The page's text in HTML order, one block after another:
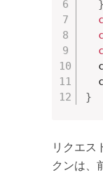
}
}
リクエス
クンは、